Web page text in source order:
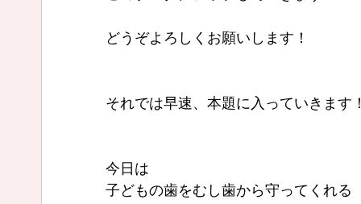
どうぞよろしくお願いします！
それでは早速、本題に入っていきます！
今日は
子どもの歯をむし歯から守ってくれる